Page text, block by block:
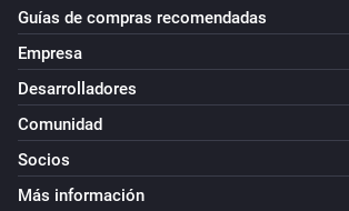
Guías de compras recomendadas
Empresa
Desarrolladores
Comunidad
Socios
Más información